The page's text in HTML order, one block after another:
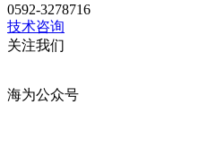
0592-3278716
技术咨询
关注我们
海为公众号